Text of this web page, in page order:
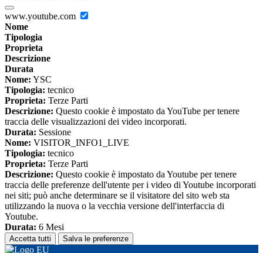
www.youtube.com
Nome
Tipologia
Proprieta
Descrizione
Durata
Nome: YSC
Tipologia: tecnico
Proprieta: Terze Parti
Descrizione: Questo cookie è impostato da YouTube per tenere
traccia delle visualizzazioni dei video incorporati.
Durata: Sessione
Nome: VISITOR_INFO1_LIVE
Tipologia: tecnico
Proprieta: Terze Parti
Descrizione: Questo cookie è impostato da Youtube per tenere
traccia delle preferenze dell'utente per i video di Youtube incorporati
nei siti; può anche determinare se il visitatore del sito web sta
utilizzando la nuova o la vecchia versione dell'interfaccia di
Youtube.
Durata: 6 Mesi
Accetta tutti Salva le preferenze